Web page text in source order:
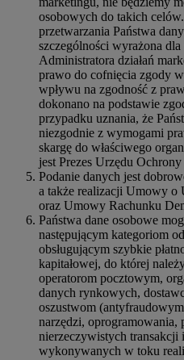
osobowych do takich
przetwarzania Państwa
szczególności wyrażona
Administratora działań
prawo do cofnięcia zgody
wpływu na zgodność z
dokonano na podstawie
przypadku uznania, że
niezgodnie z wymogami
skargę do właściwego
jest Prezes Urzędu
Podanie danych jest
a także realizacji Umowy o
oraz Umowy Rachunku
Państwa dane osobowe
następującym kategoriom
obsługującym szybkie
kapitałowej, do której
operatorom pocztowym,
danych rynkowych,
oszustwom
narzędzi, oprogramowania,
nierzeczywistych transakcji
wykonywanych w toku